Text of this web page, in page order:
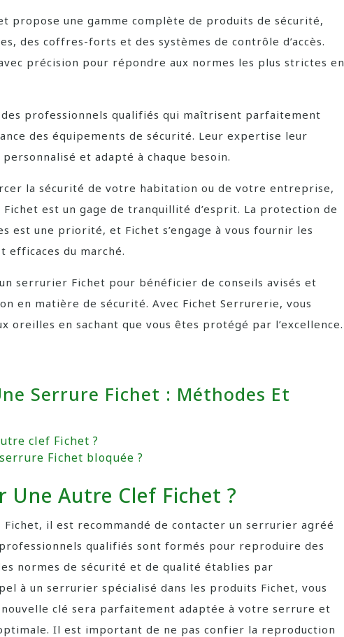
propose une gamme complète de produits de sécurité,
des coffres-forts et des systèmes de contrôle d’accès.
précision pour répondre aux normes les plus strictes en
professionnels qualifiés qui maîtrisent parfaitement
des équipements de sécurité. Leur expertise leur
et adapté à chaque besoin.
la sécurité de votre habitation ou de votre entreprise,
est un gage de tranquillité d’esprit. La protection de
est une priorité, et Fichet s’engage à vous fournir les
efficaces du marché.
serrurier Fichet pour bénéficier de conseils avisés et
en matière de sécurité. Avec Fichet Serrurerie, vous
oreilles en sachant que vous êtes protégé par l’excellence.
Serrure Fichet : Méthodes Et
clef Fichet ?
Fichet bloquée ?
Une Autre Clef Fichet ?
il est recommandé de contacter un serrurier agréé
qualifiés sont formés pour reproduire des
normes de sécurité et de qualité établies par
à un serrurier spécialisé dans les produits Fichet, vous
clé sera parfaitement adaptée à votre serrure et
Il est important de ne pas confier la reproduction